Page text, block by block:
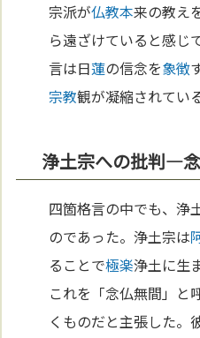
宗派が仏教本来の教え
ら遠ざけていると感じ
言は日蓮の信念を象徴
宗教観が凝縮されてい
浄土宗への批判—
四箇格言の中でも、浄
のであった。浄土宗は
ることで極楽浄土に生
これを「念仏無間」と
くものだと主張した。